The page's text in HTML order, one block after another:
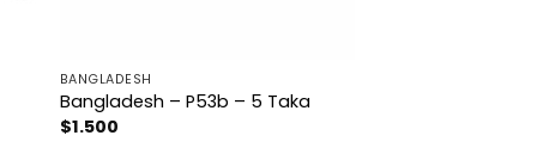
BANGLADESH
Bangladesh – P53b – 5 Taka
$1.500